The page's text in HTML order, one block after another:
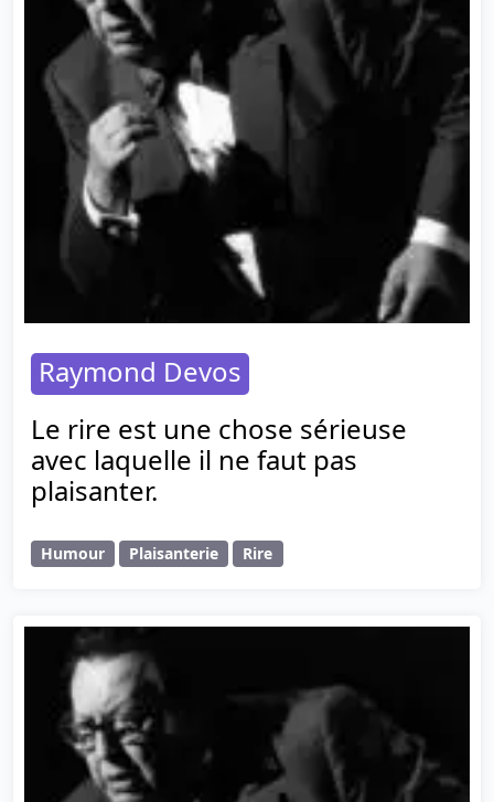
Raymond Devos
Le rire est une chose sérieuse
avec laquelle il ne faut pas
plaisanter.
Humour Plaisanterie Rire